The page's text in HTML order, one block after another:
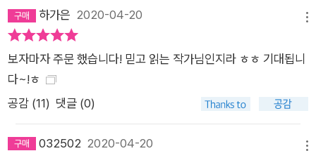
하가은 2020-04-20
보자마자 주문 했습니다! 믿고 읽는 작가님인지라 ㅎㅎ 기대됩니
다~!ㅎ
공감 (11) 댓글 (0)
032502 2020-04-20